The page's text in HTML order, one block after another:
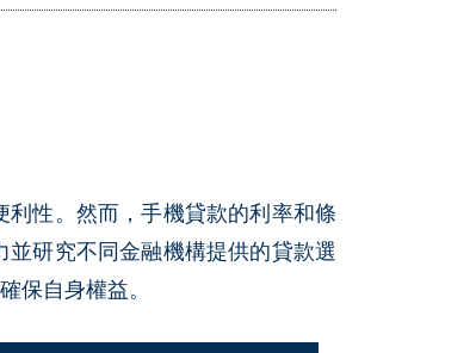
性。然而，手機貸款的利率和條
研究不同金融機構提供的貸款選
保自身權益。